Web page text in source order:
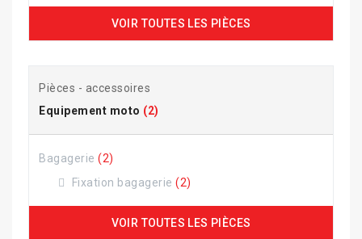
VOIR TOUTES LES PIÈCES
Pièces - accessoires
Equipement moto (2)
Bagagerie (2)
Fixation bagagerie (2)
VOIR TOUTES LES PIÈCES